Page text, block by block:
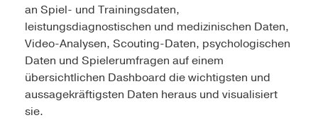
an Spiel- und Trainingsdaten,
leistungsdiagnostischen und medizinischen Daten,
Video-Analysen, Scouting-Daten, psychologischen
Daten und Spielerumfragen auf einem
übersichtlichen Dashboard die wichtigsten und
aussagekräftigsten Daten heraus und visualisiert
sie.